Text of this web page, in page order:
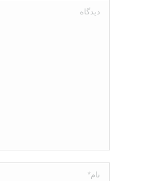
دیدگاه
نام *